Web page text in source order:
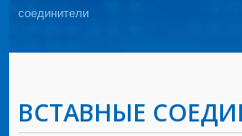
соединители
ВСТАВНЫЕ